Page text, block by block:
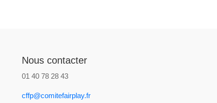
Nous contacter
01 40 78 28 43
cffp@comitefairplay.fr